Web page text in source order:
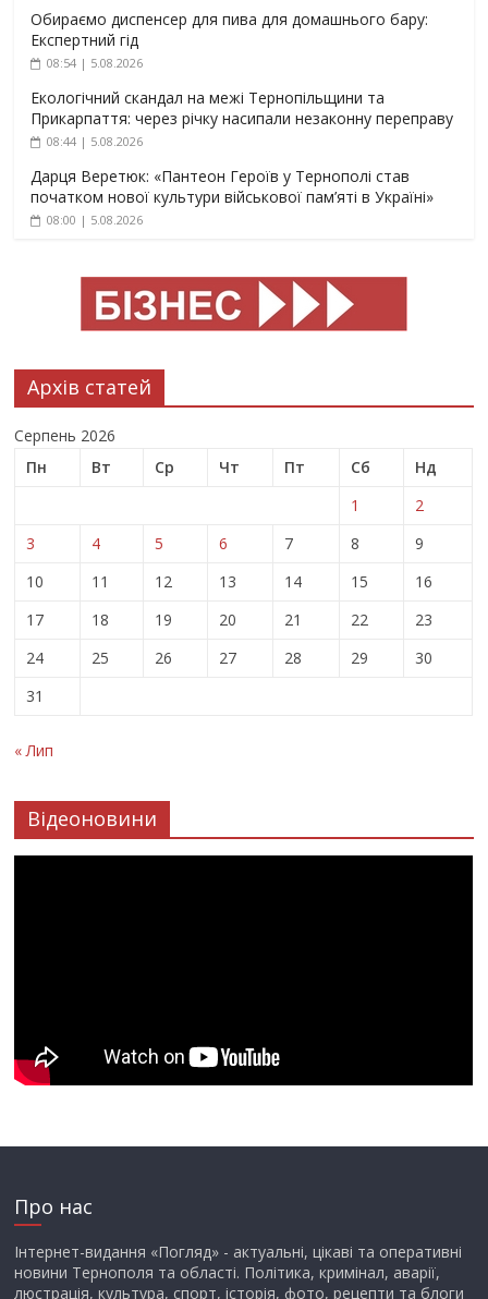
Обираємо диспенсер для пива для домашнього бару:
Експертний гід
08:54 | 5.08.2026
Екологічний скандал на межі Тернопільщини та
Прикарпаття: через річку насипали незаконну переправу
08:44 | 5.08.2026
Дарця Веретюк: «Пантеон Героїв у Тернополі став
початком нової культури військової пам’яті в Україні»
08:00 | 5.08.2026
Архів статей
Серпень 2026
Пн
Вт Ср Чт Пт Сб
Нд
1
2
3
4 5 6 7 8
9
10
11 12 13 14 15
16
17
18 19 20 21 22
23
24
25 26 27 28 29
30
31
« Лип
Відеоновини
Про нас
Інтернет-видання «Погляд» - актуальні, цікаві та оперативні
новини Тернополя та області. Політика, кримінал, аварії,
люстрація, культура, спорт, історія, фото, рецепти та блоги